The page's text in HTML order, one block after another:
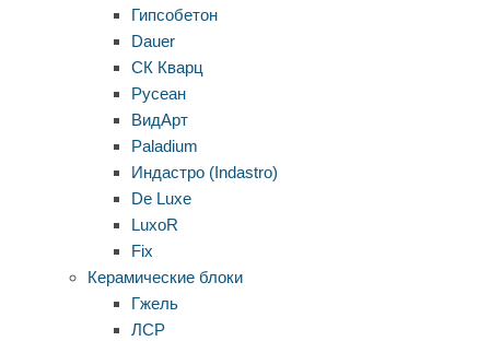
Гипсобетон
Dauer
СК Кварц
Русеан
ВидАрт
Paladium
Индастро (Indastro)
De Luxe
LuxoR
Fix
Керамические блоки
Гжель
ЛСР